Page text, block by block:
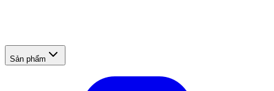
Sản phẩm